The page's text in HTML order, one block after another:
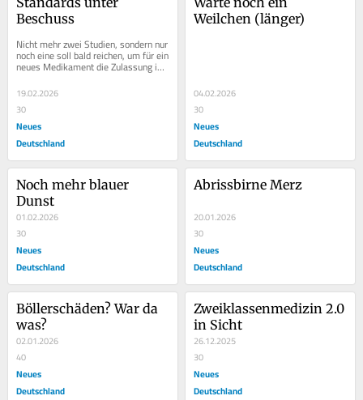
Beschuss
Nicht mehr zwei Studien, sondern nur
noch eine soll bald reichen, um für ein
neues Medikament die Zulassung in
den USA zu erhalten. Noch sind es
nur...
19.02.2026
30
Neues
Deutschland
Weilchen (länger)
04.02.2026
30
Neues
Deutschland
Noch mehr blauer
Dunst
01.02.2026
30
Neues
Deutschland
Abrissbirne Merz
20.01.2026
30
Neues
Deutschland
Böllerschäden? War da
was?
02.01.2026
40
Neues
Deutschland
Zweiklassenmedizin 2.0
in Sicht
26.12.2025
30
Neues
Deutschland